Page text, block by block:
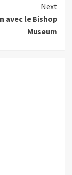
Next
avec le Bishop
Museum